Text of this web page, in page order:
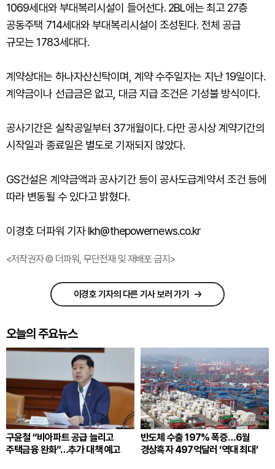
1069세대와 부대복리시설이 들어선다. 2BL에는 최고 27층
공동주택 714세대와 부대복리시설이 조성된다. 전체 공급
규모는 1783세대다.
계약상대는 하나자산신탁이며, 계약 수주일자는 지난 19일이다.
계약금이나 선급금은 없고, 대금 지급 조건은 기성불 방식이다.
공사기간은 실착공일부터 37개월이다. 다만 공시상 계약기간의
시작일과 종료일은 별도로 기재되지 않았다.
GS건설은 계약금액과 공사기간 등이 공사도급계약서 조건 등에
따라 변동될 수 있다고 밝혔다.
이경호 더파워 기자 lkh@thepowernews.co.kr
<저작권자 © 더파워, 무단전재 및 재배포 금지>
이경호 기자의 다른 기사 보러 가기
오늘의 주요뉴스
구윤철 “비아파트 공급 늘리고
주택금융 완화”…추가 대책 예고
반도체 수출 197% 폭증…6월
경상흑자 497억달러 ‘역대 최대’